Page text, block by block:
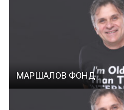
МАРШАЛОВ ФОНД